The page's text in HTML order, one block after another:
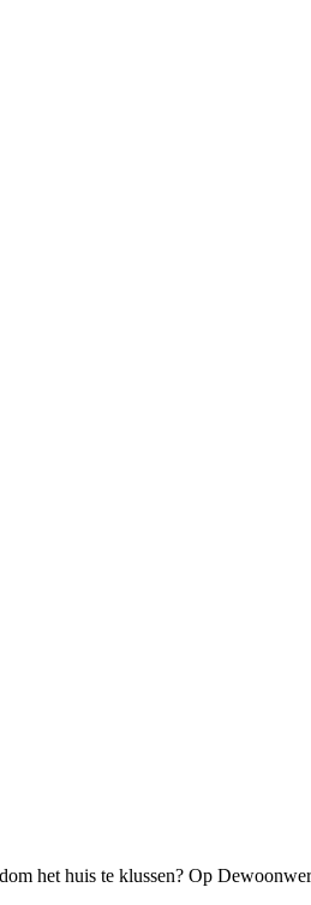
het huis te klussen? Op